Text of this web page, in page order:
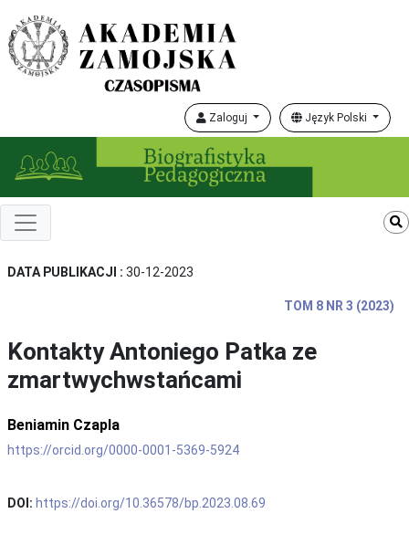
Zaloguj Język Polski
DATA PUBLIKACJI : 30-12-2023
TOM 8 NR 3 (2023)
Kontakty Antoniego Patka ze
zmartwychwstańcami
Beniamin Czapla
https://orcid.org/0000-0001-5369-5924
DOI: https://doi.org/10.36578/bp.2023.08.69